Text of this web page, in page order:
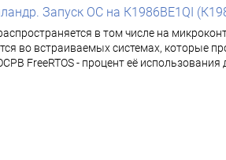
Запуск ОС на К1986ВЕ1QI
в том числе на
во встраиваемых системах, которые
- процент её использования